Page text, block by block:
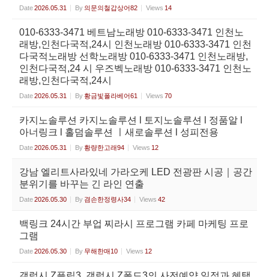
Date2026.05.31 By 의문의철갑상어82 Views 14
010-6333-3471 베트남노래방 010-6333-3471 인천노
래방,인천다국적,24시 인천노래방 010-6333-3471 인천
다국적노래방 선학노래방 010-6333-3471 인천노래방,
인천다국적,24 시 우즈벡노래방 010-6333-3471 인천노
래방,인천다국적,24시
Date2026.05.31 By황금빛폴라베어61 Views 70
카지노솔루션 카지노솔루션 l 토지노솔루션 l 정품알 l
아너링크 l 홀덤솔루션 ㅣ새로솔루션 l 성피전용
Date2026.05.31 By황량한고래94 Views 12
강남 엘리트사라있네 가라오케 LED 전광판 시공｜공간
분위기를 바꾸는 긴 라인 연출
Date2026.05.30 By 겸손한정령사34 Views 42
백링크 24시간 부업 찌라시 프로그램 카페 마케팅 프로
그램
Date2026.05.30 By무해한매10 Views 12